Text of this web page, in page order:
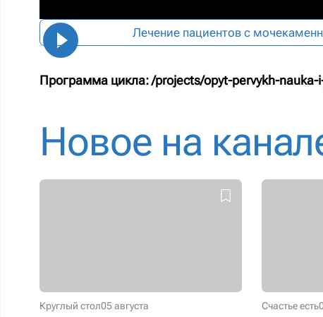
Лечение пациентов с
Программа цикла:/projects/opyt-pervykh-
Новое на
Круглый стол05 августа Счастье есть